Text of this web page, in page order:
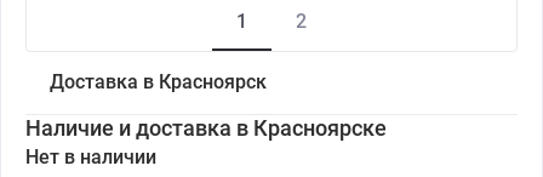
1 2
Доставка в Красноярск
Наличие и доставка в Красноярске
Нет в наличии